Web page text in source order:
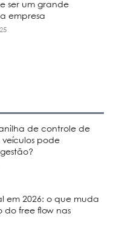
ser um grande
empresa
de controle de
veículos pode
em 2026: o que muda
do free flow nas